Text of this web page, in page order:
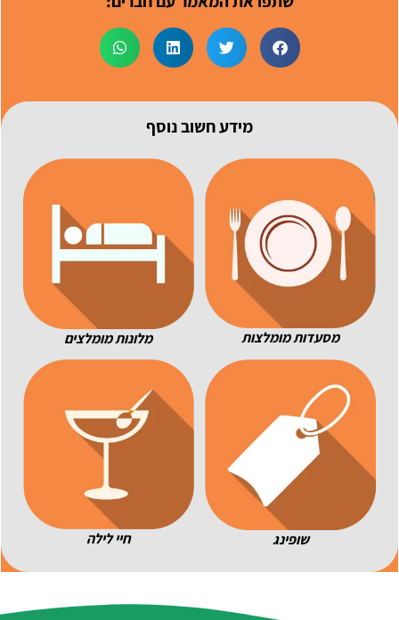
מידע חשוב נוסף
מסעדות מומלצות מלונות מומלצים
שופינג חיי לילה